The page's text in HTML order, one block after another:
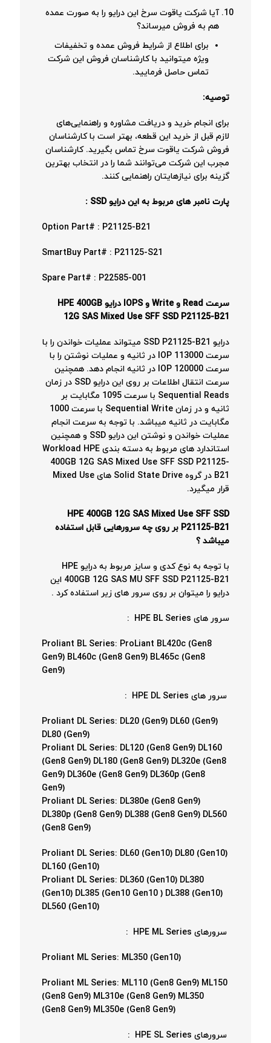
آیا شرکت یاقوت سرخ این درایو را به صورت عمده
هم به فروش میرساند؟
برای اطلاع از شرایط فروش عمده و تخفیفات
ویژه میتوانید با کارشناسان فروش این شرکت
تماس حاصل فرمایید.
توصیه:
برای انجام خرید و دریافت مشاوره و راهنمایی‌های
لازم قبل از خرید این قطعه، بهتر است با کارشناسان
فروش شرکت یاقوت سرخ تماس بگیرید. کارشناسان
مجرب این شرکت می‌توانند شما را در انتخاب بهترین
گزینه برای نیازهایتان راهنمایی کنند.
پارت نامبر های مربوط به این درایو SSD :
Option Part# : P21125-B21
SmartBuy Part# : P21125-S21
Spare Part# : P22585-001
سرعت Read و Write و IOPS درایو HPE 400GB
12G SAS Mixed Use SFF SSD P21125-B21
درایو SSD P21125-B21 میتواند عملیات خواندن را با
سرعت 113000 IOP در ثانیه و عملیات نوشتن را با
سرعت 120000 IOP در ثانیه انجام دهد. همچنین
سرعت انتقال اطلاعات بر روی این درایو SSD در زمان
Sequential Reads با سرعت 1095 مگابایت بر
ثانیه و در زمان Sequential Write با سرعت 1000
مگابایت در ثانیه میباشد. با توجه به سرعت انجام
عملیات خواندن و نوشتن این درایو SSD و همچنین
استاندارد های مربوط به دسته بندی Workload HPE
400GB 12G SAS Mixed Use SFF SSD P21125-
B21 در گروه Solid State Drive های Mixed Use
قرار میگیرد.
HPE 400GB 12G SAS Mixed Use SFF SSD
P21125-B21 بر روی چه سرورهایی قابل استفاده
میباشد ؟
با توجه به نوع کدی و سایز مربوط به درایو HPE
400GB 12G SAS MU SFF SSD P21125-B21 این
درایو را میتوان بر روی سرور های زیر استفاده کرد .
سرور های HPE BL Series :
Proliant BL Series: ProLiant BL420c (Gen8
Gen9) BL460c (Gen8 Gen9) BL465c (Gen8
Gen9)
سرور های HPE DL Series :
Proliant DL Series: DL20 (Gen9) DL60 (Gen9)
DL80 (Gen9)
Proliant DL Series: DL120 (Gen8 Gen9) DL160
(Gen8 Gen9) DL180 (Gen8 Gen9) DL320e (Gen8
Gen9) DL360e (Gen8 Gen9) DL360p (Gen8
Gen9)
Proliant DL Series: DL380e (Gen8 Gen9)
DL380p (Gen8 Gen9) DL388 (Gen8 Gen9) DL560
(Gen8 Gen9)
Proliant DL Series: DL60 (Gen10) DL80 (Gen10)
DL160 (Gen10)
Proliant DL Series: DL360 (Gen10) DL380
(Gen10) DL385 (Gen10 Gen10 ) DL388 (Gen10)
DL560 (Gen10)
سرورهای HPE ML Series :
Proliant ML Series: ML350 (Gen10)
Proliant ML Series: ML110 (Gen8 Gen9) ML150
(Gen8 Gen9) ML310e (Gen8 Gen9) ML350
(Gen8 Gen9) ML350e (Gen8 Gen9)
سرورهای HPE SL Series :